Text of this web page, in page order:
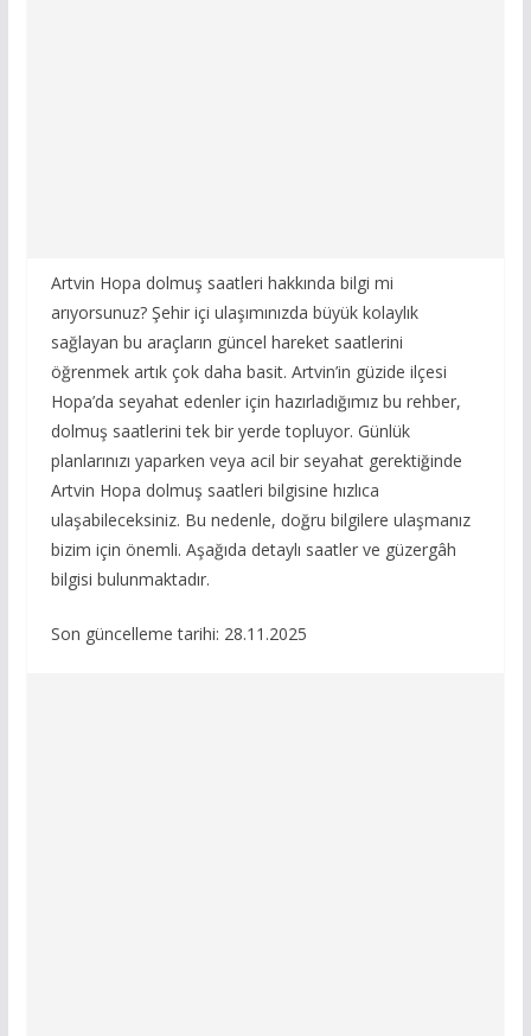
Artvin Hopa dolmuş saatleri hakkında bilgi mi
arıyorsunuz? Şehir içi ulaşımınızda büyük kolaylık
sağlayan bu araçların güncel hareket saatlerini
öğrenmek artık çok daha basit. Artvin’in güzide ilçesi
Hopa’da seyahat edenler için hazırladığımız bu rehber,
dolmuş saatlerini tek bir yerde topluyor. Günlük
planlarınızı yaparken veya acil bir seyahat gerektiğinde
Artvin Hopa dolmuş saatleri bilgisine hızlıca
ulaşabileceksiniz. Bu nedenle, doğru bilgilere ulaşmanız
bizim için önemli. Aşağıda detaylı saatler ve güzergâh
bilgisi bulunmaktadır.
Son güncelleme tarihi: 28.11.2025